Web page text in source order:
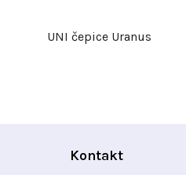
UNI čepice Uranus
Kontakt